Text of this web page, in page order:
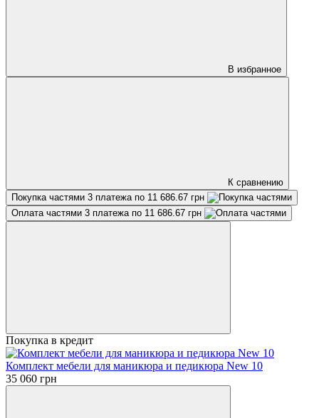
В избранное
К сравнению
Покупка частями 3 платежа по 11 686.67 грн
Оплата частями 3 платежа по 11 686.67 грн
Покупка в кредит
Комплект мебели для маникюра и педикюра New 10
35 060 грн